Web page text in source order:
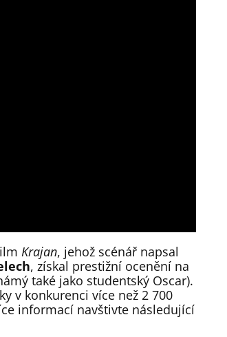
Krajan, jehož scénář napsal
, získal prestižní ocenění na
také jako studentský Oscar).
v konkurenci více než 2 700
informací navštivte následující